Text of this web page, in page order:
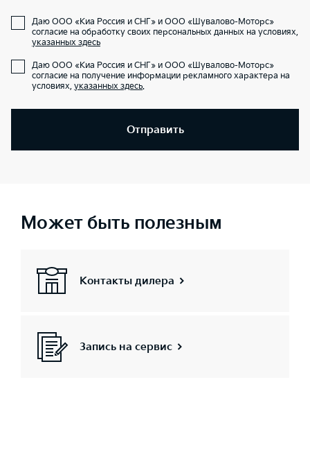
Даю ООО «Киа Россия и СНГ» и ООО «Шувалово-Моторс»
согласие на обработку своих персональных данных на условиях,
указанных здесь
Даю ООО «Киа Россия и СНГ» и ООО «Шувалово-Моторс»
согласие на получение информации рекламного характера на
условиях, указанных здесь.
Отправить
Может быть полезным
Контакты дилера
Запись на сервис